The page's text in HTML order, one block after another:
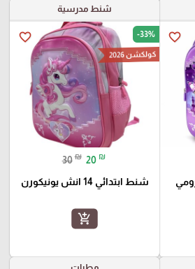
favorite_border
شنط مدرسية
favorite_border -33%
كولكشن 2026
30 ₪ 20 ₪
شنط ابتدائي 14 انش يونيكورن
add_shopping_cart